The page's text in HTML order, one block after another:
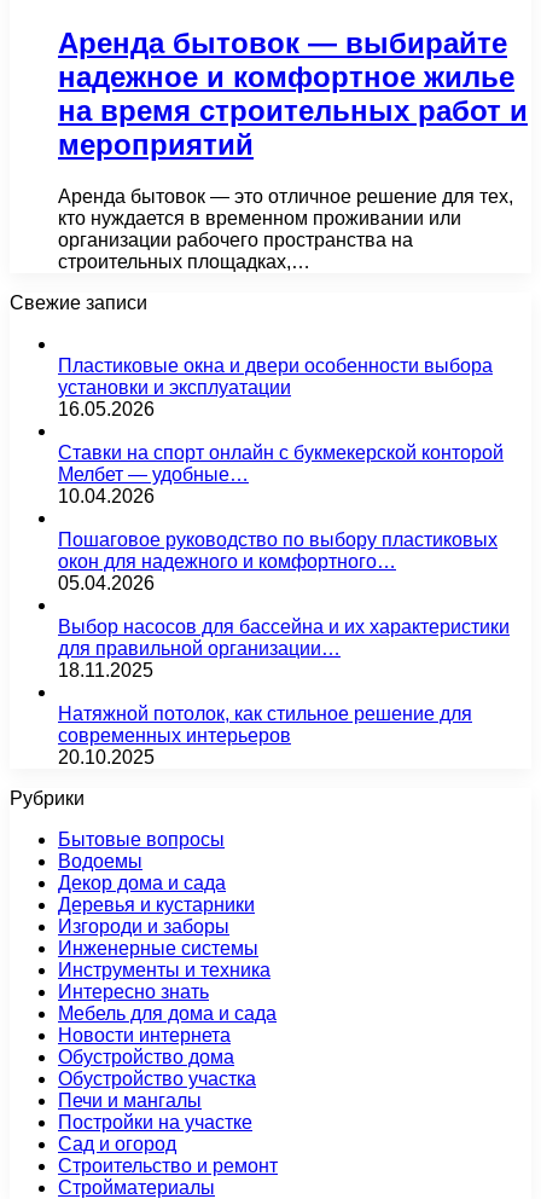
Аренда бытовок — выбирайте
надежное и комфортное жилье
на время строительных работ и
мероприятий
Аренда бытовок — это отличное решение для тех,
кто нуждается в временном проживании или
организации рабочего пространства на
строительных площадках,…
Свежие записи
Пластиковые окна и двери особенности выбора
установки и эксплуатации
16.05.2026
Ставки на спорт онлайн с букмекерской конторой
Мелбет — удобные…
10.04.2026
Пошаговое руководство по выбору пластиковых
окон для надежного и комфортного…
05.04.2026
Выбор насосов для бассейна и их характеристики
для правильной организации…
18.11.2025
Натяжной потолок, как стильное решение для
современных интерьеров
20.10.2025
Рубрики
Бытовые вопросы
Водоемы
Декор дома и сада
Деревья и кустарники
Изгороди и заборы
Инженерные системы
Инструменты и техника
Интересно знать
Мебель для дома и сада
Новости интернета
Обустройство дома
Обустройство участка
Печи и мангалы
Постройки на участке
Сад и огород
Строительство и ремонт
Стройматериалы